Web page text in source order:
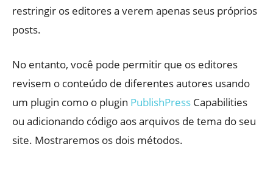
restringir os editores a verem apenas seus próprios
posts.
No entanto, você pode permitir que os editores
revisem o conteúdo de diferentes autores usando
um plugin como o plugin PublishPress Capabilities
ou adicionando código aos arquivos de tema do seu
site. Mostraremos os dois métodos.